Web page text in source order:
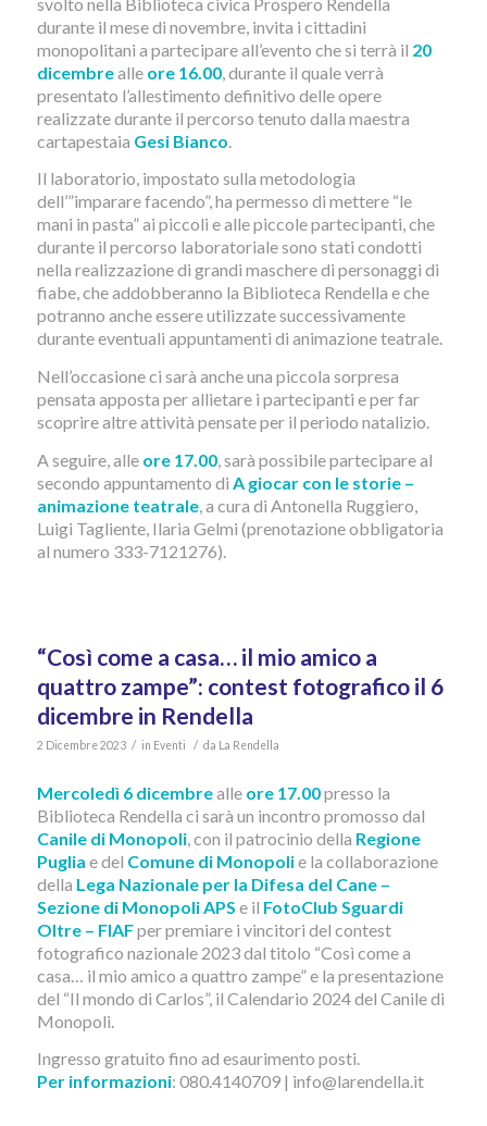
durante il mese di novembre, invita i cittadini
monopolitani a partecipare all’evento che si terrà il 20
dicembrealle ore 16.00, durante il quale verrà
presentato l’allestimento definitivo delle opere
realizzate durante il percorso tenuto dalla maestra
cartapestaia Gesi Bianco.
Il laboratorio, impostato sulla metodologia
dell’”imparare facendo”, ha permesso di mettere “le
mani in pasta” ai piccoli e alle piccole partecipanti, che
durante il percorso laboratoriale sono stati condotti
nella realizzazione di grandi maschere di personaggi di
fiabe, che addobberanno la Biblioteca Rendella e che
potranno anche essere utilizzate successivamente
durante eventuali appuntamenti di animazione teatrale.
Nell’occasione ci sarà anche una piccola sorpresa
pensata apposta per allietare i partecipanti e per far
scoprire altre attività pensate per il periodo natalizio.
A seguire, alleore 17.00, sarà possibile partecipare al
secondo appuntamento di A giocar con le storie –
animazione teatrale, a cura di Antonella Ruggiero,
Luigi Tagliente, Ilaria Gelmi (prenotazione obbligatoria
al numero 333-7121276).
“Così come a casa… il mio amico a
quattro zampe”: contest fotografico il 6
dicembre in Rendella
2 Dicembre 2023 / in Eventi / da La Rendella
Mercoledì 6 dicembrealle ore 17.00presso la
Biblioteca Rendella ci sarà un incontro promosso dal
Canile di Monopoli, con il patrocinio della Regione
Puglia e del Comune di Monopolie la collaborazione
della Lega Nazionale per la Difesa del Cane –
Sezione di Monopoli APS e il FotoClub Sguardi
Oltre – FIAFper premiare i vincitori del contest
fotografico nazionale 2023 dal titolo “Così come a
casa… il mio amico a quattro zampe” e la presentazione
del “Il mondo di Carlos”, il Calendario 2024 del Canile di
Monopoli.
Ingresso gratuito fino ad esaurimento posti.
Per informazioni: 080.4140709 | info@larendella.it